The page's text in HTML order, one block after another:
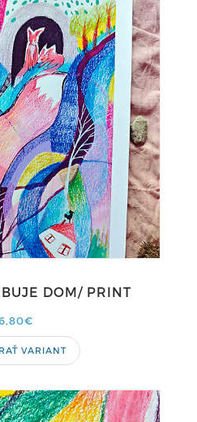
DOM/ PRINT
VARIANT